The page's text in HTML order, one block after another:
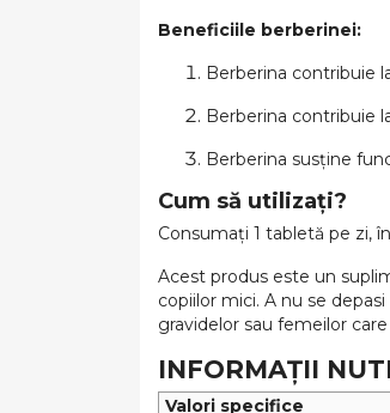
Beneficiile berberinei:
Berberina contribuie
Berberina contribuie
Berberina susține
Cum să utilizați?
Consumați 1 tabletă pe zi,
Acest produs este un
copiilor mici. A nu se
gravidelor sau femeilor
INFORMAȚII
Valori specifice